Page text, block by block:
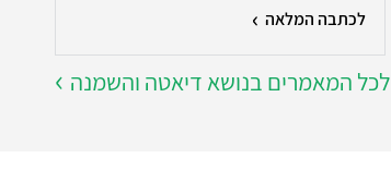
לכתבה המלאה
לכל המאמרים בנושא דיאטה והשמנה